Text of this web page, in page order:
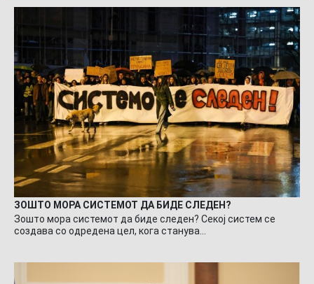
ЗОШТО МОРА СИСТЕМОТ ДА БИДЕ СЛЕДЕН?
Зошто мора системот да биде следен? Секој систем се
создава со одредена цел, кога станува…